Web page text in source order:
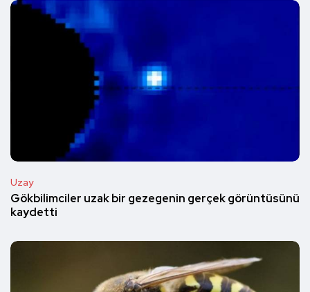
Uzay
Gökbilimciler uzak bir gezegenin gerçek görüntüsünü
kaydetti